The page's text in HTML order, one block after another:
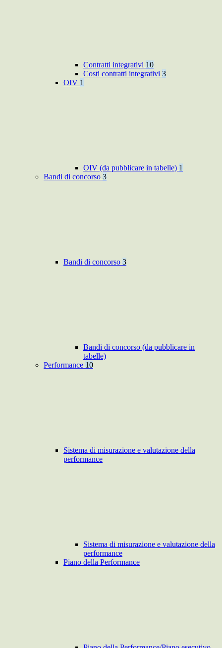
Contratti integrativi 10
Costi contratti integrativi 3
OIV 1
OIV (da pubblicare in tabelle) 1
Bandi di concorso 3
Bandi di concorso 3
Bandi di concorso (da pubblicare in
tabelle)
Performance 10
Sistema di misurazione e valutazione della
performance
Sistema di misurazione e valutazione della
performance
Piano della Performance